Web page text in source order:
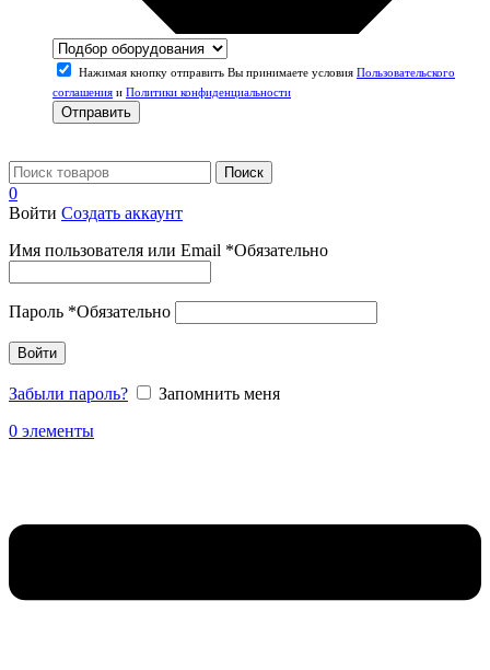
Нажимая кнопку отправить Вы принимаете условия Пользовательского
соглашения и Политики конфиденциальности
Отправить
Поиск
0
Войти Создать аккаунт
Имя пользователя или Email *Обязательно
Пароль *Обязательно
Войти
Забыли пароль?
Запомнить меня
0 элементы